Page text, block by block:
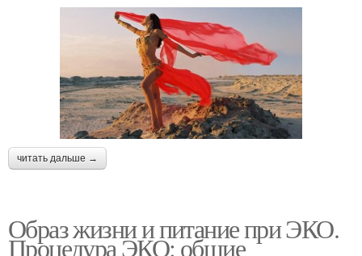
читать дальше →
Образ жизни и питание при ЭКО.
Процедура ЭКО: общие